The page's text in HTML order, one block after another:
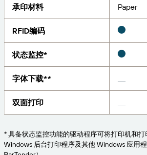
计数
报告
产品
医疗器械
制药
按解决方案分类
供应商标签管理
解决方案概述
资源库
网络研讨会
生命周期计划
连接
关于我们
已是 BarTender 合作伙伴？了解如何登
口网站。
提交支持请求，获取所有当前支持的
的技术支持。
维护与支持协议
获取满足业务需求的适当级别的支持。
承印材料 Paper
RFID编码
状态监控*
字体下载**
双面打印
* 具备状态监控功能的驱动程序可将打印机和
Windows 后台打印程序及其他 Windows 应用